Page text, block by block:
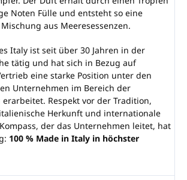
Noten Fülle und entsteht so eine
aus Meeresessenzen.
Italy ist seit über 30 Jahren in der
tätig und hat sich in Bezug auf
eine starke Position unter den
Unternehmen im Bereich der
Respekt vor der Tradition,
Herkunft und internationale
der das Unternehmen leitet, hat
100 % Made in Italy in höchster